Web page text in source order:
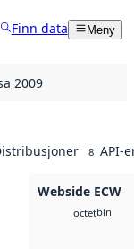
Finn data Meny
2009
8 API-
Webside ECW
octetbin